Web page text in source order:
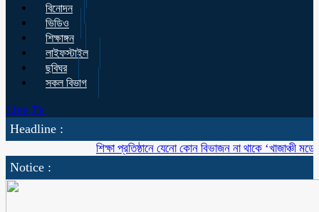
বিনোদন
ভিডিও
শিক্ষাঙ্গন
লাইফস্টাইল
ছবিঘর
সকল বিভাগ
Live Tv
Headline :
শিক্ষা প্রতিষ্ঠানে যেনো কোন বিভাজন না থাকে ‘খাজাঞ্চী মডেল’
Notice :